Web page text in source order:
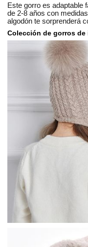
Este gorro es adaptable
de 2-8 años con
algodón te sorprenderá
Colección de gorros